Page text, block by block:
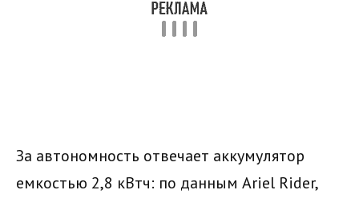
За автономность отвечает аккумулятор
емкостью 2,8 кВтч: по данным Ariel Rider,